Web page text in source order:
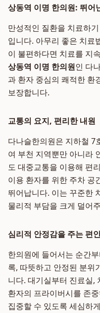
상동역 이명 한의원: 뛰어
만성적인 질환을 치료하
입니다. 아무리 좋은 치료
이 불편하다면 치료를 지
상동역 이명 한의원인 다
과 환자 중심의 쾌적한 환
보장합니다.
교통의 요지, 편리한 내원
다나슬한의원은 지하철 7
여 부천 지역뿐만 아니라
도 대중교통을 이용해 편
이용 환자를 위한 주차 공
뛰어납니다. 이는 꾸준한
물리적 부담을 크게 덜어
심리적 안정감을 주는 편
한의원에 들어서는 순간
록, 따뜻하고 안정된 분위
니다. 대기실부터 진료실,
환자의 프라이버시를 존
집중할 수 있도록 세심하